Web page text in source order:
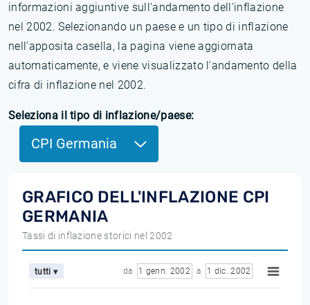
informazioni aggiuntive sull'andamento dell'inflazione
nel 2002. Selezionando un paese e un tipo di inflazione
nell'apposita casella, la pagina viene aggiornata
automaticamente, e viene visualizzato l'andamento della
cifra di inflazione nel 2002.
Seleziona il tipo di inflazione/paese:
CPI Germania
GRAFICO DELL'INFLAZIONE CPI
GERMANIA
Tassi di inflazione storici nel 2002
tutti ▾ da 1 genn. 2002 a 1 dic. 2002